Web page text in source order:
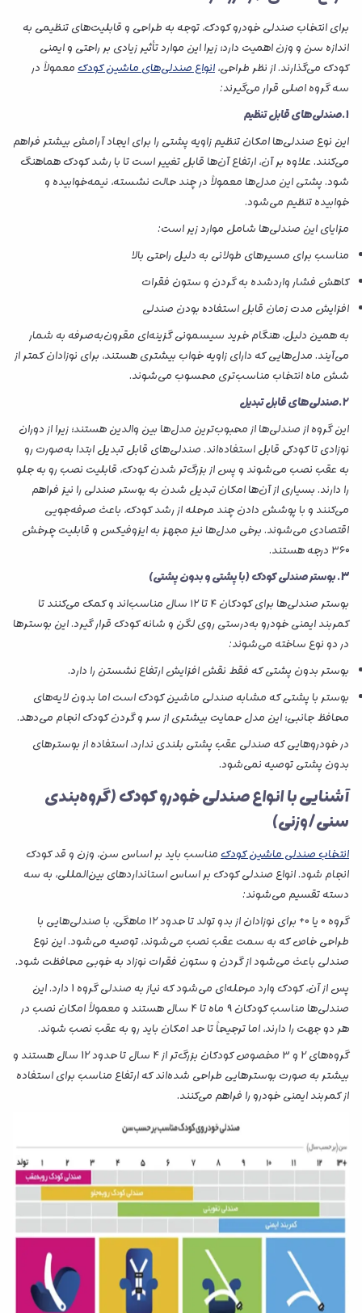
برای انتخاب صندلی خودرو کودک، توجه به طراحی و قابلیت‌های تنظیمی به
اندازه سن و وزن اهمیت دارد؛ زیرا این موارد تأثیر زیادی بر راحتی و ایمنی
کودک می‌گذارند. از نظر طراحی،انواع صندلی‌های ماشین کودکمعمولاً در
سه گروه اصلی قرار می‌گیرند:
1.صندلی‌های قابل تنظیم
این نوع صندلی‌ها امکان تنظیم زاویه پشتی را برای ایجاد آرامش بیشتر فراهم
می‌کنند. علاوه بر آن، ارتفاع آن‌ها قابل تغییر است تا با رشد کودک هماهنگ
شود. پشتی این مدل‌ها معمولاً در چند حالت نشسته، نیمه‌خوابیده و
خوابیده تنظیم می‌شود.
مزایای این صندلی‌ها شامل موارد زیر است:
مناسب برای مسیرهای طولانی به دلیل راحتی بالا
کاهش فشار واردشده به گردن و ستون فقرات
افزایش مدت زمان قابل استفاده بودن صندلی
به همین دلیل، هنگام خرید سیسمونی گزینه‌ای مقرون‌به‌صرفه به شمار
می‌آیند. مدل‌هایی که دارای زاویه خواب بیشتری هستند، برای نوزادان کمتر از
شش ماه انتخاب مناسب‌تری محسوب می‌شوند.
2.صندلی‌های قابل تبدیل
این گروه از صندلی‌ها از محبوب‌ترین مدل‌ها بین والدین هستند؛ زیرا از دوران
نوزادی تا کودکی قابل استفاده‌اند. صندلی‌های قابل تبدیل ابتدا به‌صورت رو
به عقب نصب می‌شوند و پس از بزرگ‌تر شدن کودک، قابلیت نصب رو به جلو
را دارند. بسیاری از آن‌ها امکان تبدیل شدن به بوستر صندلی را نیز فراهم
می‌کنند و با پوشش دادن چند مرحله از رشد کودک، باعث صرفه‌جویی
اقتصادی می‌شوند. برخی مدل‌ها نیز مجهز به ایزوفیکس و قابلیت چرخش
۳۶۰ درجه هستند.
3. بوستر صندلی کودک (با پشتی و بدون پشتی)
بوستر صندلی‌ها برای کودکان ۴ تا ۱۲ سال مناسب‌اند و کمک می‌کنند تا
کمربند ایمنی خودرو به‌درستی روی لگن و شانه کودک قرار گیرد. این بوسترها
در دو نوع ساخته می‌شوند:
بوستر بدون پشتی که فقط نقش افزایش ارتفاع نشستن را دارد.
بوستر با پشتی که مشابه صندلی ماشین کودک است اما بدون لایه‌های
محافظ جانبی؛ این مدل حمایت بیشتری از سر و گردن کودک انجام می‌دهد.
در خودروهایی که صندلی عقب پشتی بلندی ندارد، استفاده از بوسترهای
بدون پشتی توصیه نمی‌شود.
آشنایی با انواع صندلی خودرو کودک (گروه‌بندی
سنی/وزنی)
انتخاب صندلی ماشین کودکمناسب باید بر اساس سن، وزن و قد کودک
انجام شود. انواع صندلی کودک بر اساس استانداردهای بین‌المللی، به سه
دسته تقسیم می‌شوند:
گروه 0 یا 0+ برای نوزادان از بدو تولد تا حدود ۱۲ ماهگی، با صندلی‌هایی با
طراحی خاص که به سمت عقب نصب می‌شوند، توصیه می‌شود. این نوع
صندلی باعث می‌شود از گردن و ستون فقرات نوزاد به خوبی محافظت شود.
پس از آن، کودک وارد مرحله‌ای می‌شود که نیاز به صندلی گروه 1 دارد. این
صندلی‌ها مناسب کودکان 9 ماه تا 4 سال هستند و معمولاً امکان نصب در
هر دو جهت را دارند، اما ترجیحاً تا حد امکان باید رو به عقب نصب شوند.
گروه‌های 2 و 3 مخصوص کودکان بزرگ‌تر از 4 سال تا حدود 12 سال هستند و
بیشتر به صورت بوسترهایی طراحی شده‌اند که ارتفاع مناسب برای استفاده
از کمربند ایمنی خودرو را فراهم می‌کنند.